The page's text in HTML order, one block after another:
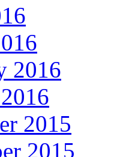
2016
2015
2015